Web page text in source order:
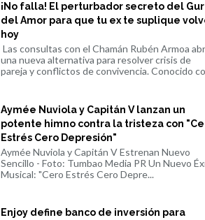
¡No falla! El perturbador secreto del
del Amor para que tu ex te suplique
hoy
Las consultas con el Chamán Rubén Armoa
una nueva alternativa para resolver crisis de
pareja y conflictos de convivencia. Conocido
Aymée Nuviola y Capitán V lanzan un
potente himno contra la tristeza con
Estrés Cero Depresión"
Aymée Nuviola y Capitán V Estrenan Nuevo
Sencillo - Foto: Tumbao Media PR Un Nuevo
Musical: "Cero Estrés Cero Depre...
Enjoy define banco de inversión para